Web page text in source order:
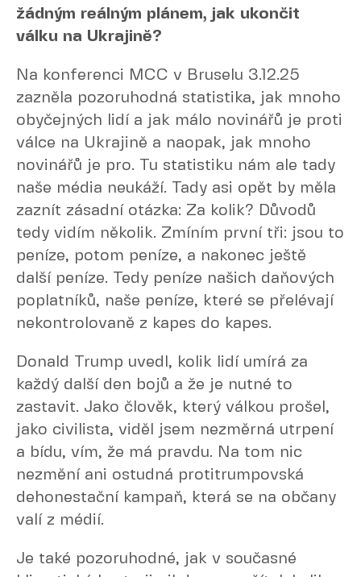
žádným reálným plánem, jak ukončit
válku na Ukrajině?
Na konferenci MCC v Bruselu 3.12.25
zazněla pozoruhodná statistika, jak mnoho
obyčejných lidí a jak málo novinářů je proti
válce na Ukrajině a naopak, jak mnoho
novinářů je pro. Tu statistiku nám ale tady
naše média neukáží. Tady asi opět by měla
zaznít zásadní otázka: Za kolik? Důvodů
tedy vidím několik. Zmíním první tři: jsou to
peníze, potom peníze, a nakonec ještě
další peníze. Tedy peníze našich daňových
poplatníků, naše peníze, které se přelévají
nekontrolovaně z kapes do kapes.
Donald Trump uvedl, kolik lidí umírá za
každý další den bojů a že je nutné to
zastavit. Jako člověk, který válkou prošel,
jako civilista, viděl jsem nezměrná utrpení
a bídu, vím, že má pravdu. Na tom nic
nezmění ani ostudná protitrumpovská
dehonestační kampaň, která se na občany
valí z médií.
Je také pozoruhodné, jak v současné